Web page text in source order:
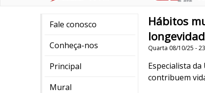
Fale conosco
Conheça-nos
Principal
Mural
Hábitos
Quarta 08/10/25 -
Especialista
contribuem